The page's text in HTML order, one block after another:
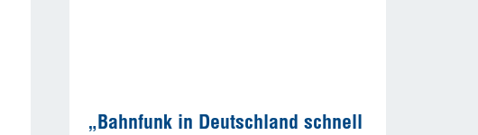
„Bahnfunk in Deutschland schnell